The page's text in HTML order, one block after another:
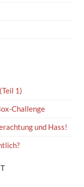
1)
Challenge
und Hass!